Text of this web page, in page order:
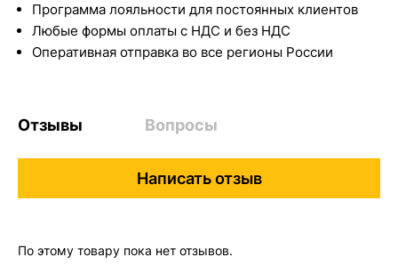
Программа лояльности для постоянных клиентов
Любые формы оплаты с НДС и без НДС
Оперативная отправка во все регионы России
Отзывы Вопросы
Написать отзыв
По этому товару пока нет отзывов.